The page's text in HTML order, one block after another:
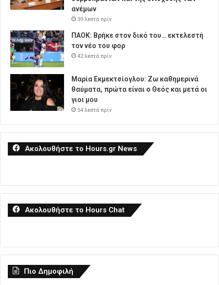
ανέμων
39 λεπτά πρίν
ΠΑΟΚ: Βρήκε στον δικό του… εκτελεστή
τον νέο του φορ
42 λεπτά πρίν
Μαρία Εκμεκτσίογλου: Ζω καθημερινά
θαύματα, πρώτα είναι ο Θεός και μετά οι
γιοι μου
54 λεπτά πρίν
Ακολουθήστε το Hours.gr News
Ακολουθήστε το Hours Chat
Πιο Δημοφιλή